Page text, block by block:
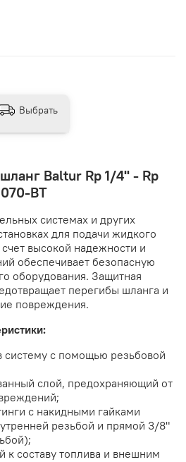
Baltur Rp 1/4" - Rp
BT
системах и других
для подачи жидкого
высокой надежности и
обеспечивает безопасную
оборудования. Защитная
перегибы шланга и
повреждения.
систему с помощью резьбовой
слой, предохраняющий от
с накидными гайками
резьбой и прямой 3/8"
к составу топлива и внешним
Выбрать